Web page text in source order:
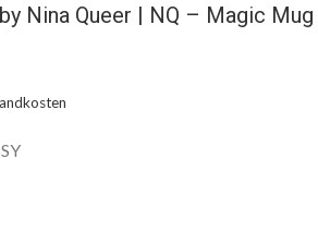
Nina Queer | NQ – Magic Mug